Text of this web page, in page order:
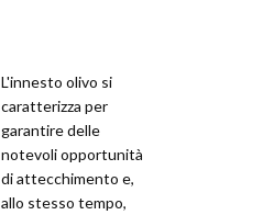
L'innesto olivo si
caratterizza per
garantire delle
notevoli opportunità
di attecchimento e,
allo stesso tempo,